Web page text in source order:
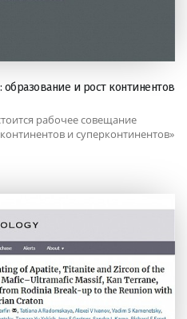
и рост континентов
рабочее совещание
и суперконтинентов»